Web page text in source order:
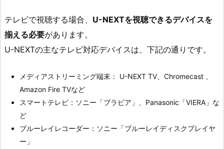
テレビで視聴する場合、 U-NEXTを視聴できるデバイスを
揃える必要があります。
U-NEXTの主なテレビ対応デバイスは、下記の通りです。
メディアストリーミング端末： U-NEXT TV、Chromecast 、
Amazon Fire TVなど
スマートテレビ：ソニー「ブラビア」、Panasonic「VIERA」な
ど
ブルーレイレコーダー：ソニー「ブルーレイディスクプレイヤ
ー」